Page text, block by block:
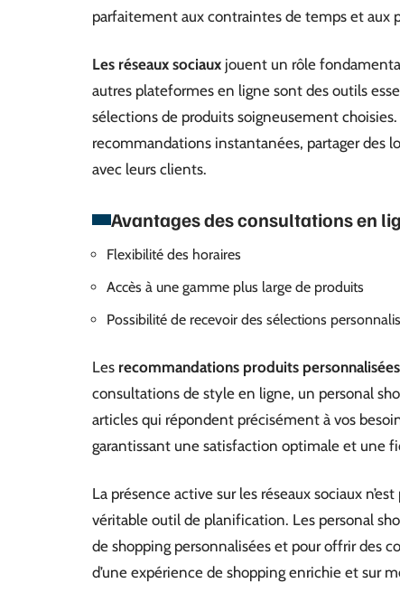
parfaitement aux contraintes de temps et aux
Les réseaux sociaux jouent un rôle
autres plateformes en ligne sont des outils
sélections de produits soigneusement
recommandations instantanées, partager des
avec leurs clients.
Avantages des consultations en
Flexibilité des horaires
Accès à une gamme plus large de produits
Possibilité de recevoir des sélections
Les recommandations produits personnalisées
consultations de style en ligne, un personal
articles qui répondent précisément à vos
garantissant une satisfaction optimale et une
La présence active sur les réseaux sociaux
véritable outil de planification. Les personal
de shopping personnalisées et pour offrir des
d’une expérience de shopping enrichie et sur